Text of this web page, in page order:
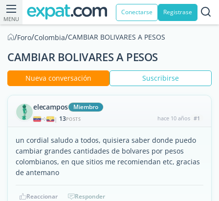
MENU
Conectarse Registrase
/Foro/Colombia/CAMBIAR BOLIVARES A PESOS
CAMBIAR BOLIVARES A PESOS
Nueva conversación Suscribirse
elecampos Miembro
| 13POSTS hace 10 años #1
un cordial saludo a todos, quisiera saber donde puedo
cambiar grandes cantidades de bolvares por pesos
colombianos, en que sitios me recomiendan etc, gracias
de antemano
Reaccionar Responder